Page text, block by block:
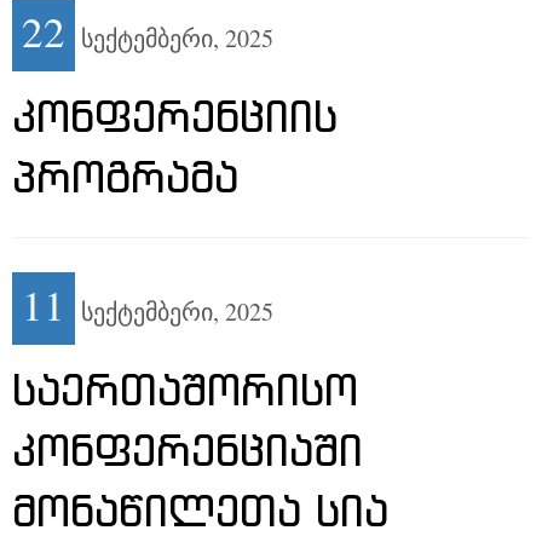
22 სექტემბერი, 2025
ᲙᲝᲜᲤᲔᲠᲔᲜᲪᲘᲘᲡ
ᲞᲠᲝᲒᲠᲐᲛᲐ
11 სექტემბერი, 2025
ᲡᲐᲔᲠᲗᲐᲨᲝᲠᲘᲡᲝ
ᲙᲝᲜᲤᲔᲠᲔᲜᲪᲘᲐᲨᲘ
ᲛᲝᲜᲐᲬᲘᲚᲔᲗᲐ ᲡᲘᲐ